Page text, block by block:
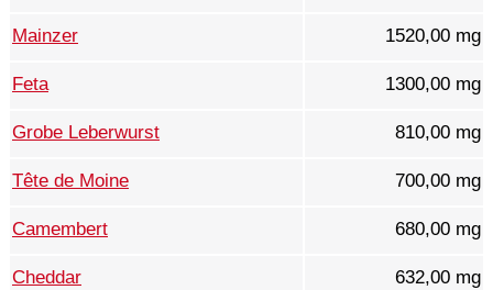
Mainzer 1520,00 mg
Feta 1300,00 mg
Grobe Leberwurst 810,00 mg
Tête de Moine 700,00 mg
Camembert 680,00 mg
Cheddar 632,00 mg